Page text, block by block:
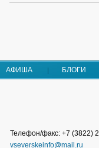
АФИША БЛОГИ
Телефон/факс: +7 (3822)
vseverskeinfo@mail.ru